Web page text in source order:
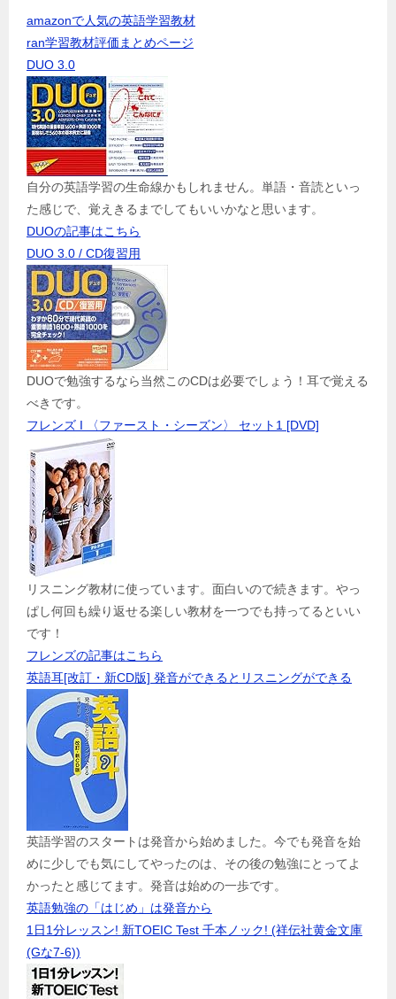
amazonで人気の英語学習教材
ran学習教材評価まとめページ
DUO 3.0
自分の英語学習の生命線かもしれません。単語・音読といっ
た感じで、覚えきるまでしてもいいかなと思います。
DUOの記事はこちら
DUO 3.0 / CD復習用
DUOで勉強するなら当然このCDは必要でしょう！耳で覚える
べきです。
フレンズ I 〈ファースト・シーズン〉 セット1 [DVD]
リスニング教材に使っています。面白いので続きます。やっ
ぱし何回も繰り返せる楽しい教材を一つでも持ってるといい
です！
フレンズの記事はこちら
英語耳[改訂・新CD版] 発音ができるとリスニングができる
英語学習のスタートは発音から始めました。今でも発音を始
めに少しでも気にしてやったのは、その後の勉強にとってよ
かったと感じてます。発音は始めの一歩です。
英語勉強の「はじめ」は発音から
1日1分レッスン! 新TOEIC Test 千本ノック! (祥伝社黄金文庫
(Gな7-6))